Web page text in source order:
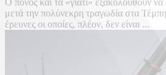
Ο πόνος και τα «γιατί» εξακολουθούν
μετά την πολύνεκρη τραγωδία στα
έρευνες οι οποίες, πλέον, δεν είναι ...